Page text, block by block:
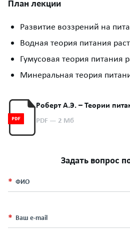
План лекции
Развитие воззрений на
Водная теория питания
Гумусовая теория питания
Минеральная теория
Роберт А.Э. – Теории
PDF — 2 Мб
Задать вопрос
ФИО
Ваш e-mail